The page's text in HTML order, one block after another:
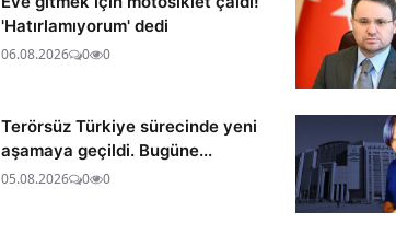
'Hatırlamıyorum' dedi
06.08.2026 0 0
Terörsüz Türkiye sürecinde yeni
aşamaya geçildi. Bugüne...
05.08.2026 0 0